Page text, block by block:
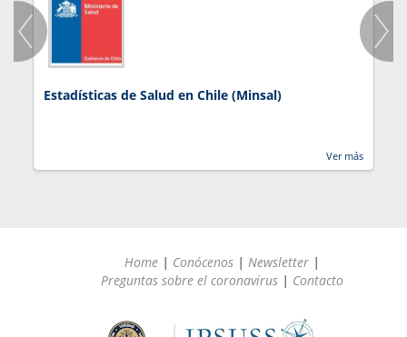
Estadísticas de Salud en Chile (Minsal)
Ver más
Home | Conócenos | Newsletter |
Preguntas sobre el coronavirus | Contacto